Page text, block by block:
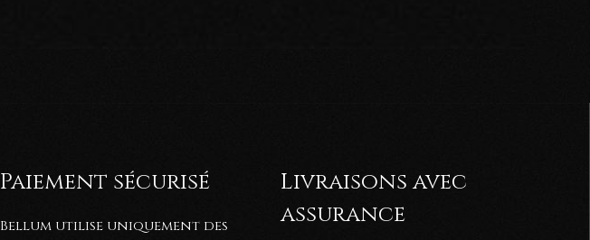
Paiement sécurisé
Bellum utilise uniquement des
Livraisons avec
assurance